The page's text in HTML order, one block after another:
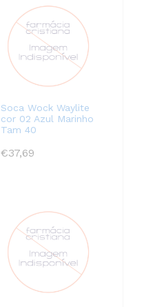
Soca Wock Waylite
cor 02 Azul Marinho
Tam 40
€37,69